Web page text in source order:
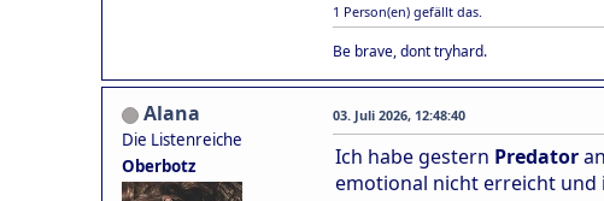
1 Person(en) gefällt das.
Be brave, dont tryhard.
Alana
Die Listenreiche
Oberbotz
03. Juli 2026, 12:48:40
Ich habe gestern Predator
emotional nicht erreicht und